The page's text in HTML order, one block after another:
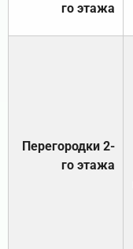
го этажа
Перегородки 2-
го этажа